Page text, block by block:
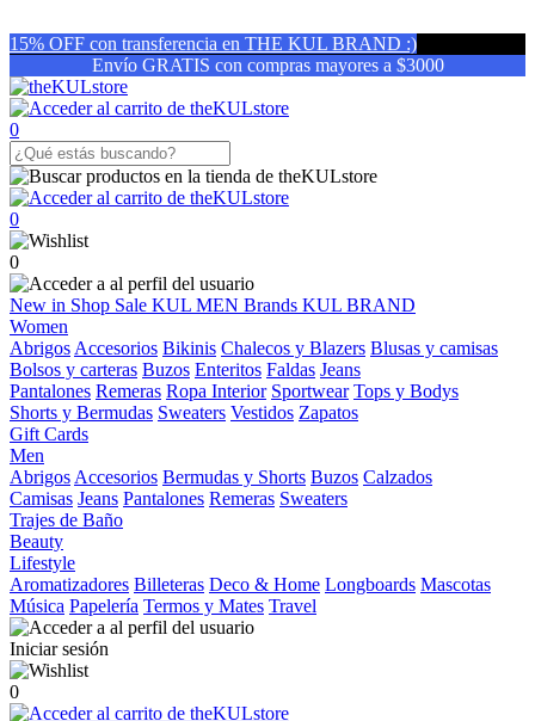
15% OFF con transferencia en THE KUL BRAND :)
Envío GRATIS con compras mayores a $3000
0
0
0
New in Shop Sale KUL MEN Brands KUL BRAND
Women
Abrigos Accesorios Bikinis Chalecos y Blazers Blusas y camisas
Bolsos y carteras Buzos Enteritos Faldas Jeans
Pantalones Remeras Ropa Interior Sportwear Tops y Bodys
Shorts y Bermudas Sweaters Vestidos Zapatos
Gift Cards
Men
Abrigos Accesorios Bermudas y Shorts Buzos Calzados
Camisas Jeans Pantalones Remeras Sweaters
Trajes de Baño
Beauty
Lifestyle
Aromatizadores Billeteras Deco & Home Longboards Mascotas
Música Papelería Termos y Mates Travel
Iniciar sesión
0